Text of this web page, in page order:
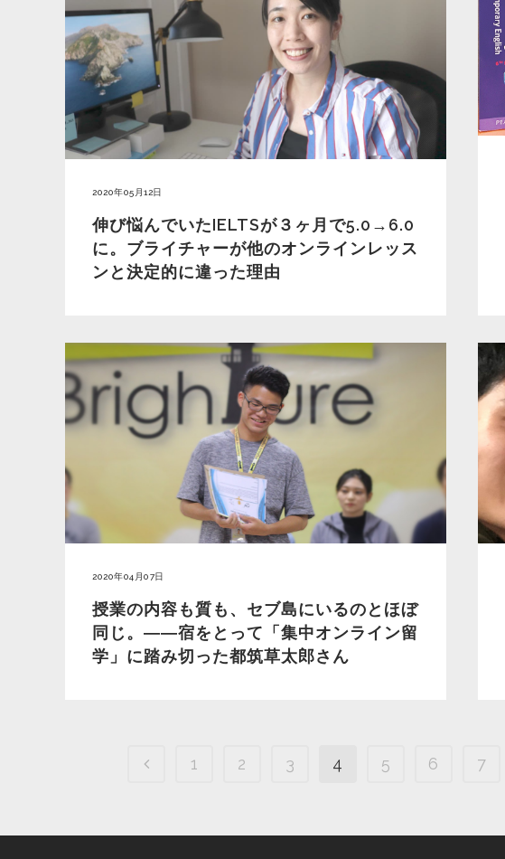
2020年05月12日
伸び悩んでいたIELTSが３ヶ月で5.0→6.0
に。ブライチャーが他のオンラインレッス
ンと決定的に違った理由
2020年04月07日
授業の内容も質も、セブ島にいるのとほぼ
同じ。――宿をとって「集中オンライン留
学」に踏み切った都筑草太郎さん
1 2 3 4 5 6 7